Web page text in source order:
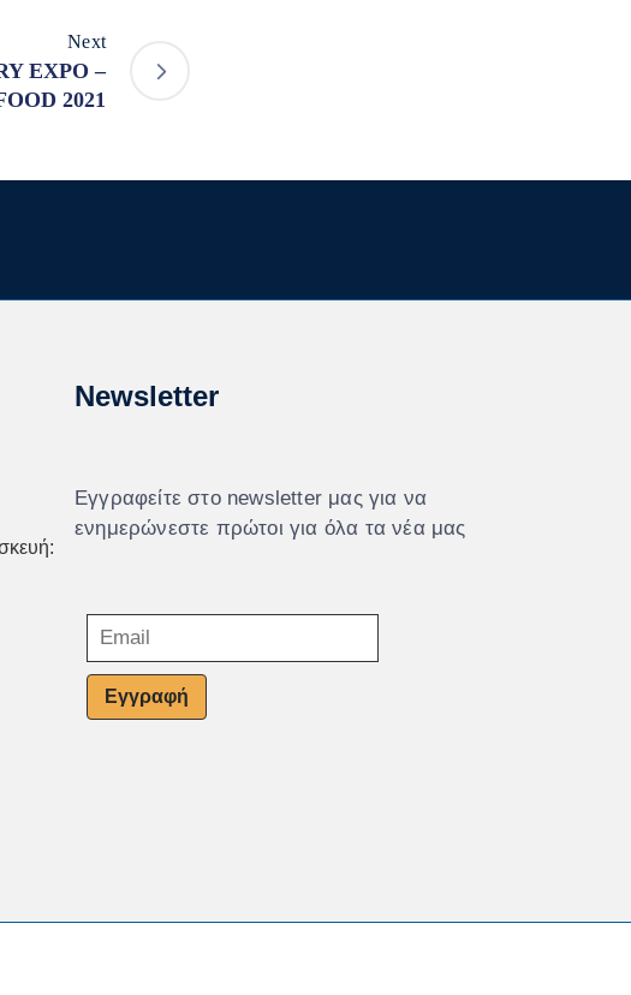
Next
EXPO –
2021
Newsletter
Εγγραφείτε στο newsletter μας για να
ενημερώνεστε πρώτοι για όλα τα νέα μας
Εγγραφή